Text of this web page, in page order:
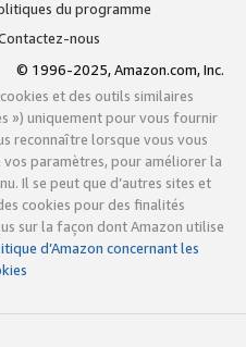
du programme
nous
© 1996-2025, Amazon.com, Inc.
et des outils similaires
») uniquement pour vous fournir
reconnaître lorsque vous vous
paramètres, pour améliorer la
Il se peut que d’autres sites et
cookies pour des finalités
sur la façon dont Amazon utilise
d’Amazon concernant les